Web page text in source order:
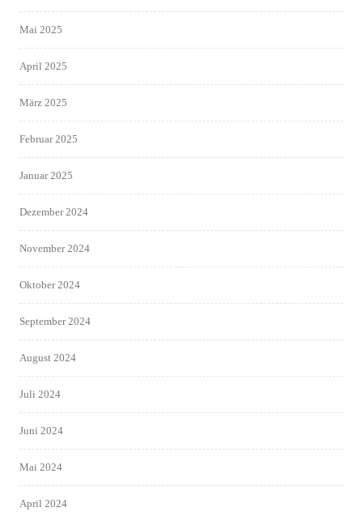
Mai 2025
April 2025
März 2025
Februar 2025
Januar 2025
Dezember 2024
November 2024
Oktober 2024
September 2024
August 2024
Juli 2024
Juni 2024
Mai 2024
April 2024